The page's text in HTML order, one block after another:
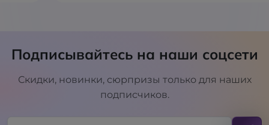
Подписывайтесь на наши соцсети
Скидки, новинки, сюрпризы только для наших
подписчиков.